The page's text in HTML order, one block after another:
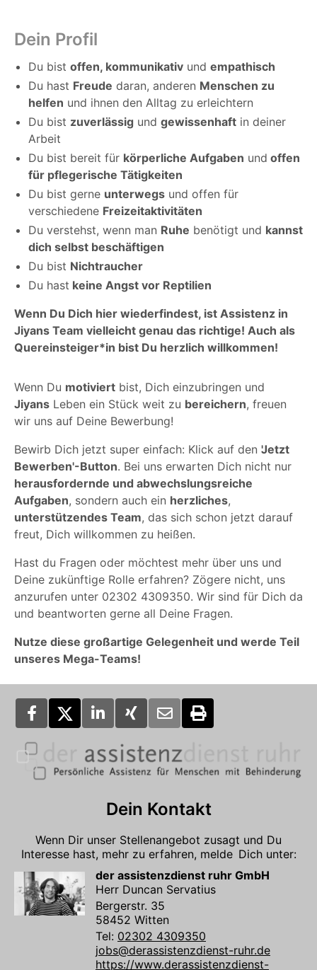
Dein Profil
Du bist offen, kommunikativ und empathisch
Du hast Freude daran, anderen Menschen zu
helfen und ihnen den Alltag zu erleichtern
Du bist zuverlässig und gewissenhaft in deiner
Arbeit
Du bist bereit für körperliche Aufgaben und offen
für pflegerische Tätigkeiten
Du bist gerne unterwegs und offen für
verschiedene Freizeitaktivitäten
Du verstehst, wenn man Ruhe benötigt und kannst
dich selbst beschäftigen
Du bist Nichtraucher
Du hast keine Angst vor Reptilien
Wenn Du Dich hier wiederfindest, ist Assistenz in
Jiyans Team vielleicht genau das richtige! Auch als
Quereinsteiger*in bist Du herzlich willkommen!
Wenn Du motiviert bist, Dich einzubringen und
Jiyans Leben ein Stück weit zu bereichern, freuen
wir uns auf Deine Bewerbung!
Bewirb Dich jetzt super einfach: Klick auf den 'Jetzt
Bewerben'-Button. Bei uns erwarten Dich nicht nur
herausfordernde und abwechslungsreiche
Aufgaben, sondern auch ein herzliches,
unterstützendes Team, das sich schon jetzt darauf
freut, Dich willkommen zu heißen.
Hast du Fragen oder möchtest mehr über uns und
Deine zukünftige Rolle erfahren? Zögere nicht, uns
anzurufen unter 02302 4309350. Wir sind für Dich da
und beantworten gerne all Deine Fragen.
Nutze diese großartige Gelegenheit und werde Teil
unseres Mega-Teams!
Dein Kontakt
Wenn Dir unser Stellenangebot zusagt und Du
Interesse hast, mehr zu erfahren, melde Dich unter:
der assistenzdienst ruhr GmbH
Herr Duncan Servatius
Bergerstr. 35
58452 Witten
Tel: 02302 4309350
jobs@derassistenzdienst-ruhr.de
https://www.derassistenzdienst-